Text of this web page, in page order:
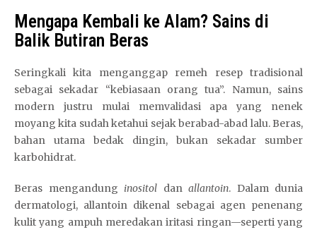
Mengapa Kembali ke Alam? Sains di
Balik Butiran Beras
Seringkali kita menganggap remeh resep tradisional
sebagai sekadar “kebiasaan orang tua”. Namun, sains
modern justru mulai memvalidasi apa yang nenek
moyang kita sudah ketahui sejak berabad-abad lalu. Beras,
bahan utama bedak dingin, bukan sekadar sumber
karbohidrat.
Beras mengandung inositol dan allantoin. Dalam dunia
dermatologi, allantoin dikenal sebagai agen penenang
kulit yang ampuh meredakan iritasi ringan—seperti yang